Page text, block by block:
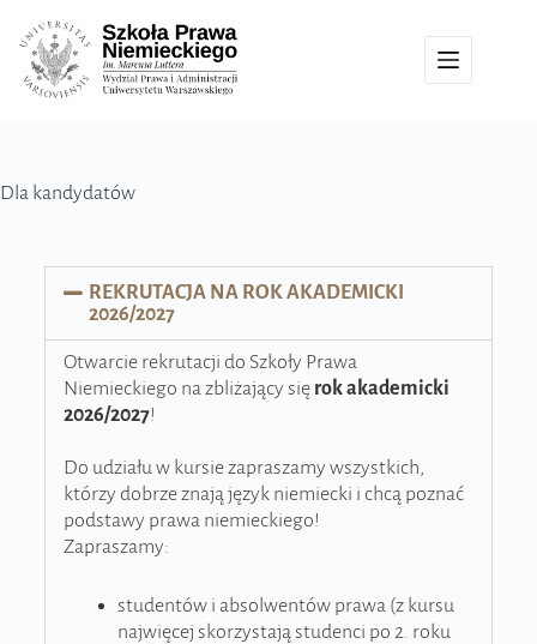
Dla kandydatów
REKRUTACJA NA ROK AKADEMICKI
2026/2027
Otwarcie rekrutacji do Szkoły Prawa
Niemieckiego na zbliżający się rok akademicki
2026/2027!
Do udziału w kursie zapraszamy wszystkich,
którzy dobrze znają język niemiecki i chcą poznać
podstawy prawa niemieckiego!
Zapraszamy:
studentów i absolwentów prawa (z kursu
najwięcej skorzystają studenci po 2. roku